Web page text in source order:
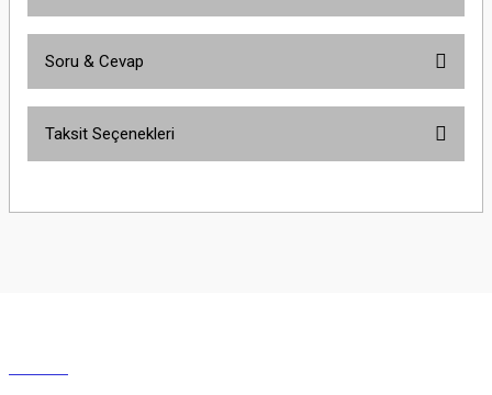
Soru & Cevap
Soru Sor
Taksit Seçenekleri